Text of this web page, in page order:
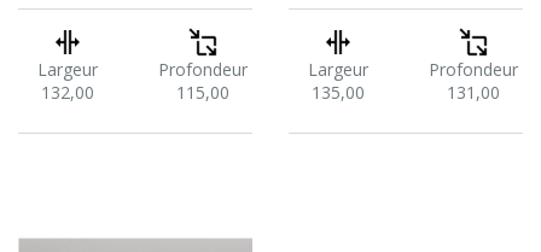
Largeur
132,00
Profondeur
115,00
Largeur
135,00
Profondeur
131,00